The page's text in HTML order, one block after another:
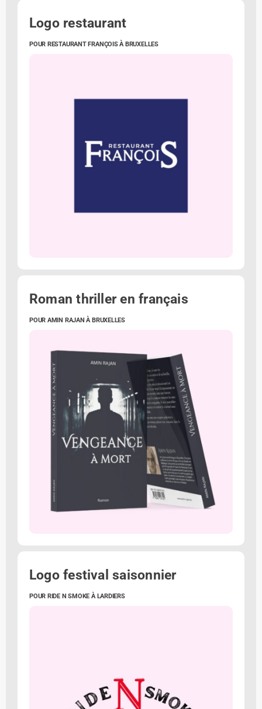
Logo restaurant
POUR RESTAURANT FRANÇOIS À BRUXELLES
Roman thriller en français
POUR AMIN RAJAN À BRUXELLES
Logo festival saisonnier
POUR RIDE N SMOKE À LARDIERS